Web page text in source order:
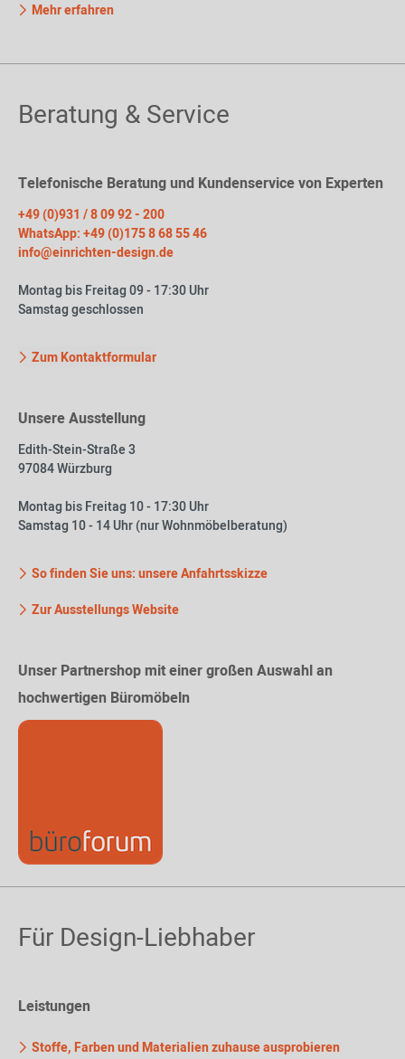
Mehr erfahren
Beratung & Service
Telefonische Beratung und Kundenservice von Experten
+49 (0)931 / 8 09 92 - 200
WhatsApp: +49 (0)175 8 68 55 46
info@einrichten-design.de
Montag bis Freitag 09 - 17:30 Uhr
Samstag geschlossen
Zum Kontaktformular
Unsere Ausstellung
Edith-Stein-Straße 3
97084 Würzburg
Montag bis Freitag 10 - 17:30 Uhr
Samstag 10 - 14 Uhr (nur Wohnmöbelberatung)
So finden Sie uns: unsere Anfahrtsskizze
Zur Ausstellungs Website
Unser Partnershop mit einer großen Auswahl an
hochwertigen Büromöbeln
Für Design-Liebhaber
Leistungen
Stoffe, Farben und Materialien zuhause ausprobieren